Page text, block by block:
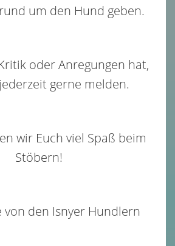
um den Hund geben.
oder Anregungen hat,
gerne melden.
wir Euch viel Spaß beim
Stöbern!
von den Isnyer Hundlern